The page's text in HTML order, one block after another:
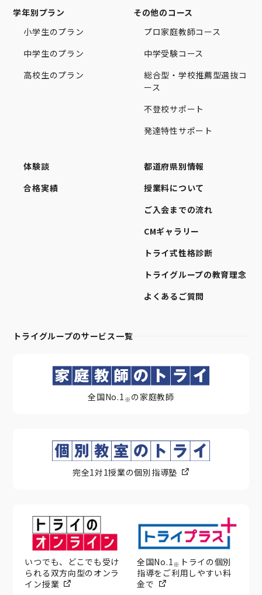
学年別プラン
小学生のプラン
中学生のプラン
高校生のプラン
その他のコース
プロ家庭教師コース
中学受験コース
総合型・学校推薦型選抜コ
ース
不登校サポート
発達特性サポート
体験談
合格実績
都道府県別情報
授業料について
ご入会までの流れ
CMギャラリー
トライ式性格診断
トライグループの教育理念
よくあるご質問
トライグループのサービス一覧
全国No.1 ※ の家庭教師
完全1対1授業の個別指導塾
いつでも、どこでも受け
られる双方向型のオンラ
イン授業
全国No.1※ トライの個別
指導をご利用しやすい料
金で